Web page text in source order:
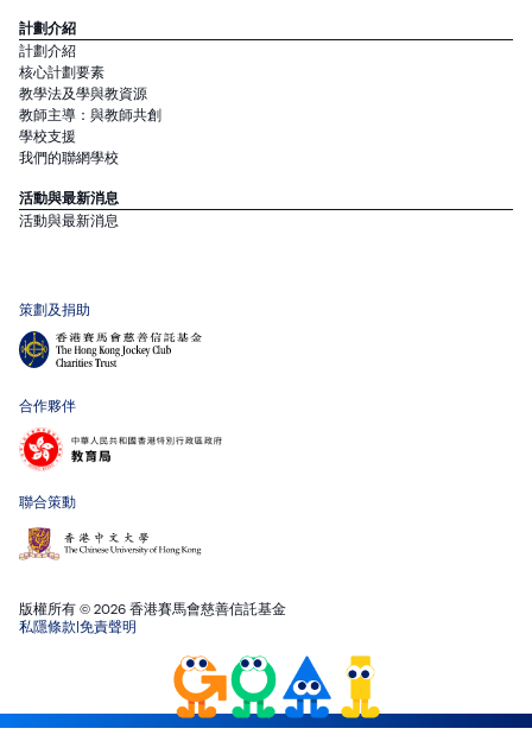
計劃介紹
計劃介紹
核心計劃要素
教學法及學與教資源
教師主導：與教師共創
學校支援
我們的聯網學校
活動與最新消息
活動與最新消息
策劃及捐助
合作夥伴
聯合策動
版權所有 © 2026 香港賽馬會慈善信託基金
私隱條款|免責聲明